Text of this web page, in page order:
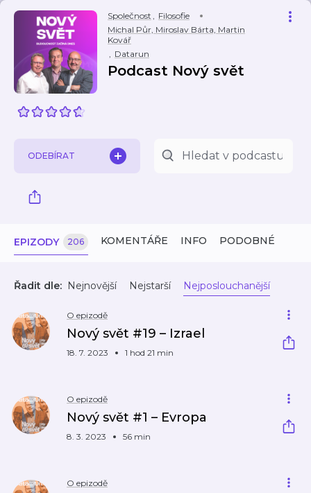
Společnost , Filosofie
Michal Půr, Miroslav Bárta, Martin
Kovář
, Datarun
Podcast Nový svět
ODEBÍRAT
EPIZODY 206 KOMENTÁŘE INFO PODOBNÉ
Řadit dle: Nejnovější Nejstarší Nejposlouchanější
O epizodě
Nový svět #19 – Izrael
18. 7. 2023 1 hod 21 min
O epizodě
Nový svět #1 – Evropa
8. 3. 2023 56 min
O epizodě